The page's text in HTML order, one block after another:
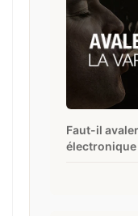
Faut-il
électronique